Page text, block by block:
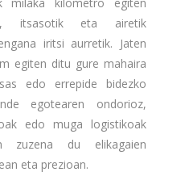
itsasotik eta airetik
iritsi aurretik. Jaten
egiten ditu gure mahaira
edo errepide bidezko
egotearen ondorioz,
edo muga logistikoak
zuzena du elikagaien
eta prezioan.